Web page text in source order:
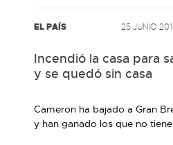
EL PAÍS 25 JUNIO
Incendió la casa para
y se quedó sin casa
Cameron ha bajado a Gran
y han ganado los que no